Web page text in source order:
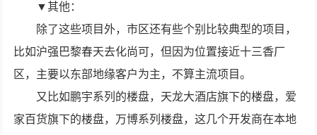
▼其他：
除了这些项目外，市区还有些个别比较典型的项目，
比如沪强巴黎春天去化尚可，但因为位置接近十三香厂
区，主要以东部地缘客户为主，不算主流项目。
又比如鹏宇系列的楼盘，天龙大酒店旗下的楼盘，爱
家百货旗下的楼盘，万博系列楼盘，这几个开发商在本地